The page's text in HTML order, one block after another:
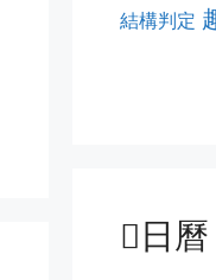
結構判定
日曆